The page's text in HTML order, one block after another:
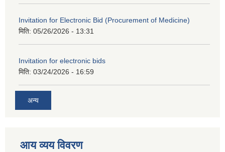
Invitation for Electronic Bid (Procurement of Medicine)
मिति: 05/26/2026 - 13:31
Invitation for electronic bids
मिति: 03/24/2026 - 16:59
अन्य
आय व्यय विवरण